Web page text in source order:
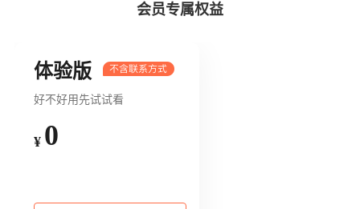
会员专属权益
体验版
好不好用先试试看
¥ 0